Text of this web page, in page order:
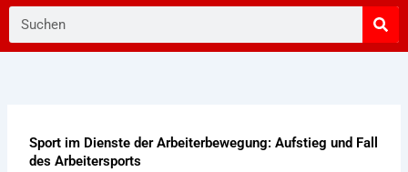
Sport im Dienste der Arbeiterbewegung: Aufstieg und Fall
des Arbeitersports